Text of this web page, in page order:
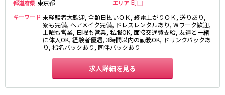
都道府県 東京都 エリア 町田
キーワード 未経験者大歓迎, 全額日払いＯＫ, 終電上がりＯＫ, 送りあり,
寮も完備, ヘアメイク完備, ドレスレンタルあり, Wワーク歓迎,
土曜も営業, 日曜も営業, 私服OK, 面接交通費支給, 友達と一緒
に体入OK, 経験者優遇, 3時間以内の勤務OK, ドリンクバックあ
り, 指名バックあり, 同伴バックあり
求人詳細を見る
東急大井町線
自由が丘駅
大井町駅
二子玉川駅
旗の台駅
京急本線
京急川崎駅
横浜駅
京急蒲田駅
横須賀中央駅